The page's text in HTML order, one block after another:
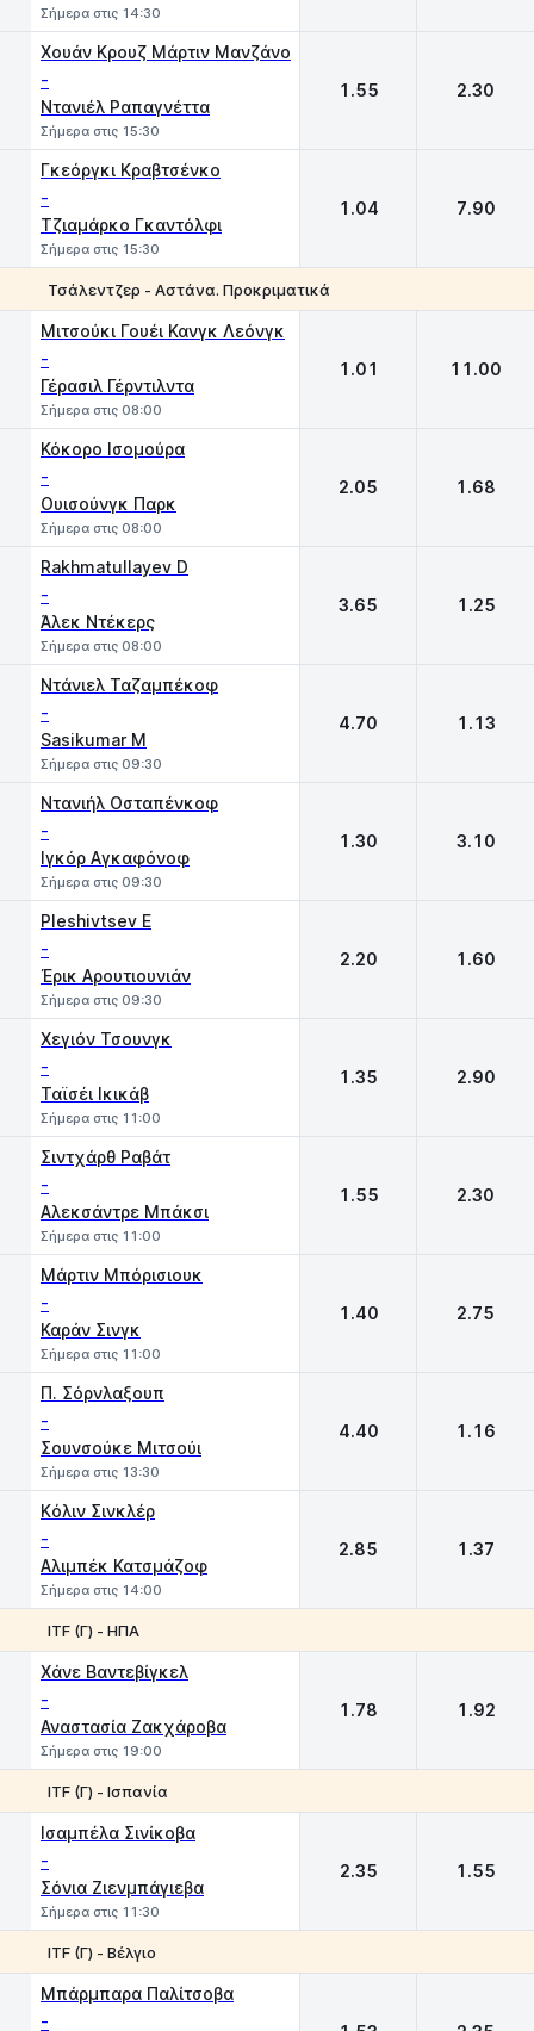
Σήμερα στις 14:30
Χουάν Κρουζ Μάρτιν Μανζάνο
-
Ντανιέλ Ραπαγνέττα
Σήμερα στις 15:30
1.55 2.30
Γκεόργκι Κραβτσένκο
-
Τζιαμάρκο Γκαντόλφι
Σήμερα στις 15:30
1.04 7.90
Τσάλεντζερ - Αστάνα. Προκριματικά
Μιτσούκι Γουέι Κανγκ Λεόνγκ
-
Γέρασιλ Γέρντιλντα
Σήμερα στις 08:00
1.01 11.00
Κόκορο Ισομούρα
-
Ουισούνγκ Παρκ
Σήμερα στις 08:00
2.05 1.68
Rakhmatullayev D
-
Άλεκ Ντέκερς
Σήμερα στις 08:00
3.65 1.25
Ντάνιελ Ταζαμπέκοφ
-
Sasikumar M
Σήμερα στις 09:30
4.70 1.13
Ντανιήλ Οσταπένκοφ
-
Ιγκόρ Αγκαφόνοφ
Σήμερα στις 09:30
1.30 3.10
Pleshivtsev E
-
Έρικ Αρουτιουνιάν
Σήμερα στις 09:30
2.20 1.60
Χεγιόν Τσουνγκ
-
Ταϊσέι Ικικάβ
Σήμερα στις 11:00
1.35 2.90
Σιντχάρθ Ραβάτ
-
Αλεκσάντρε Μπάκσι
Σήμερα στις 11:00
1.55 2.30
Μάρτιν Μπόρισιουκ
-
Καράν Σινγκ
Σήμερα στις 11:00
1.40 2.75
Π. Σόρνλαξουπ
-
Σουνσούκε Μιτσούι
Σήμερα στις 13:30
4.40 1.16
Kόλιν Σινκλέρ
-
Αλιμπέκ Κατσμάζοφ
Σήμερα στις 14:00
2.85 1.37
ITF (Γ) - ΗΠΑ
Χάνε Βαντεβίγκελ
-
Αναστασία Ζακχάροβα
Σήμερα στις 19:00
1.78 1.92
ITF (Γ) - Ισπανία
Iσαμπέλα Σινίκοβα
-
Σόνια Ζιενμπάγιεβα
Σήμερα στις 11:30
2.35 1.55
ITF (Γ) - Βέλγιο
Μπάρμπαρα Παλίτσοβα
-